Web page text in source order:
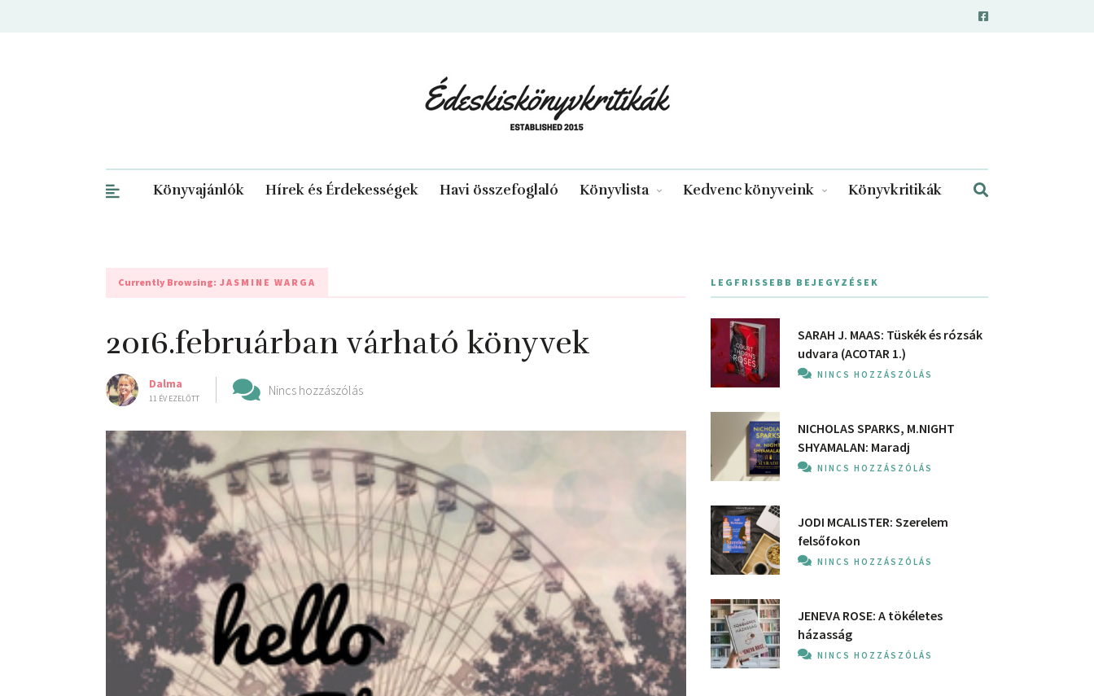
Könyvajánlók Hírek és Érdekességek Havi összefoglaló Könyvlista Kedvenc könyveink Könyvkritikák
Currently Browsing: JASMINE WARGA
2016.februárban várható könyvek
Dalma
11 ÉV EZELŐTT
Nincs hozzászólás
LEGFRISSEBB BEJEGYZÉSEK
SARAH J. MAAS: Tüskék és rózsák
udvara (ACOTAR 1.)
NINCS HOZZÁSZÓLÁS
NICHOLAS SPARKS, M.NIGHT
SHYAMALAN: Maradj
NINCS HOZZÁSZÓLÁS
JODI MCALISTER: Szerelem
felsőfokon
NINCS HOZZÁSZÓLÁS
JENEVA ROSE: A ​tökéletes
házasság
NINCS HOZZÁSZÓLÁS